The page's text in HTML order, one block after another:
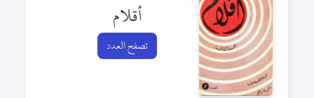
أقلام
تصفح العدد